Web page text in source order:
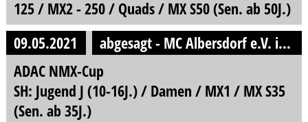
125 / MX2 - 250 / Quads / MX S50 (Sen. ab 50J.)
09.05.2021
abgesagt - MC Albersdorf e.V. im ADAC
ADAC NMX-Cup
SH: Jugend J (10-16J.) / Damen / MX1 / MX S35
(Sen. ab 35J.)